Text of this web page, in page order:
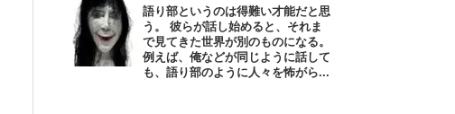
語り部というのは得難い才能だと思
う。 彼らが話し始めると、それま
で見てきた世界が別のものになる。
例えば、俺などが同じように話して
も、語り部のように人々を怖がら...